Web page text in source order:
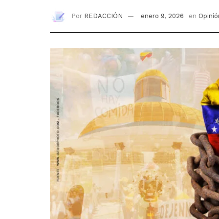
Por REDACCIÓN enero 9, 2026 en